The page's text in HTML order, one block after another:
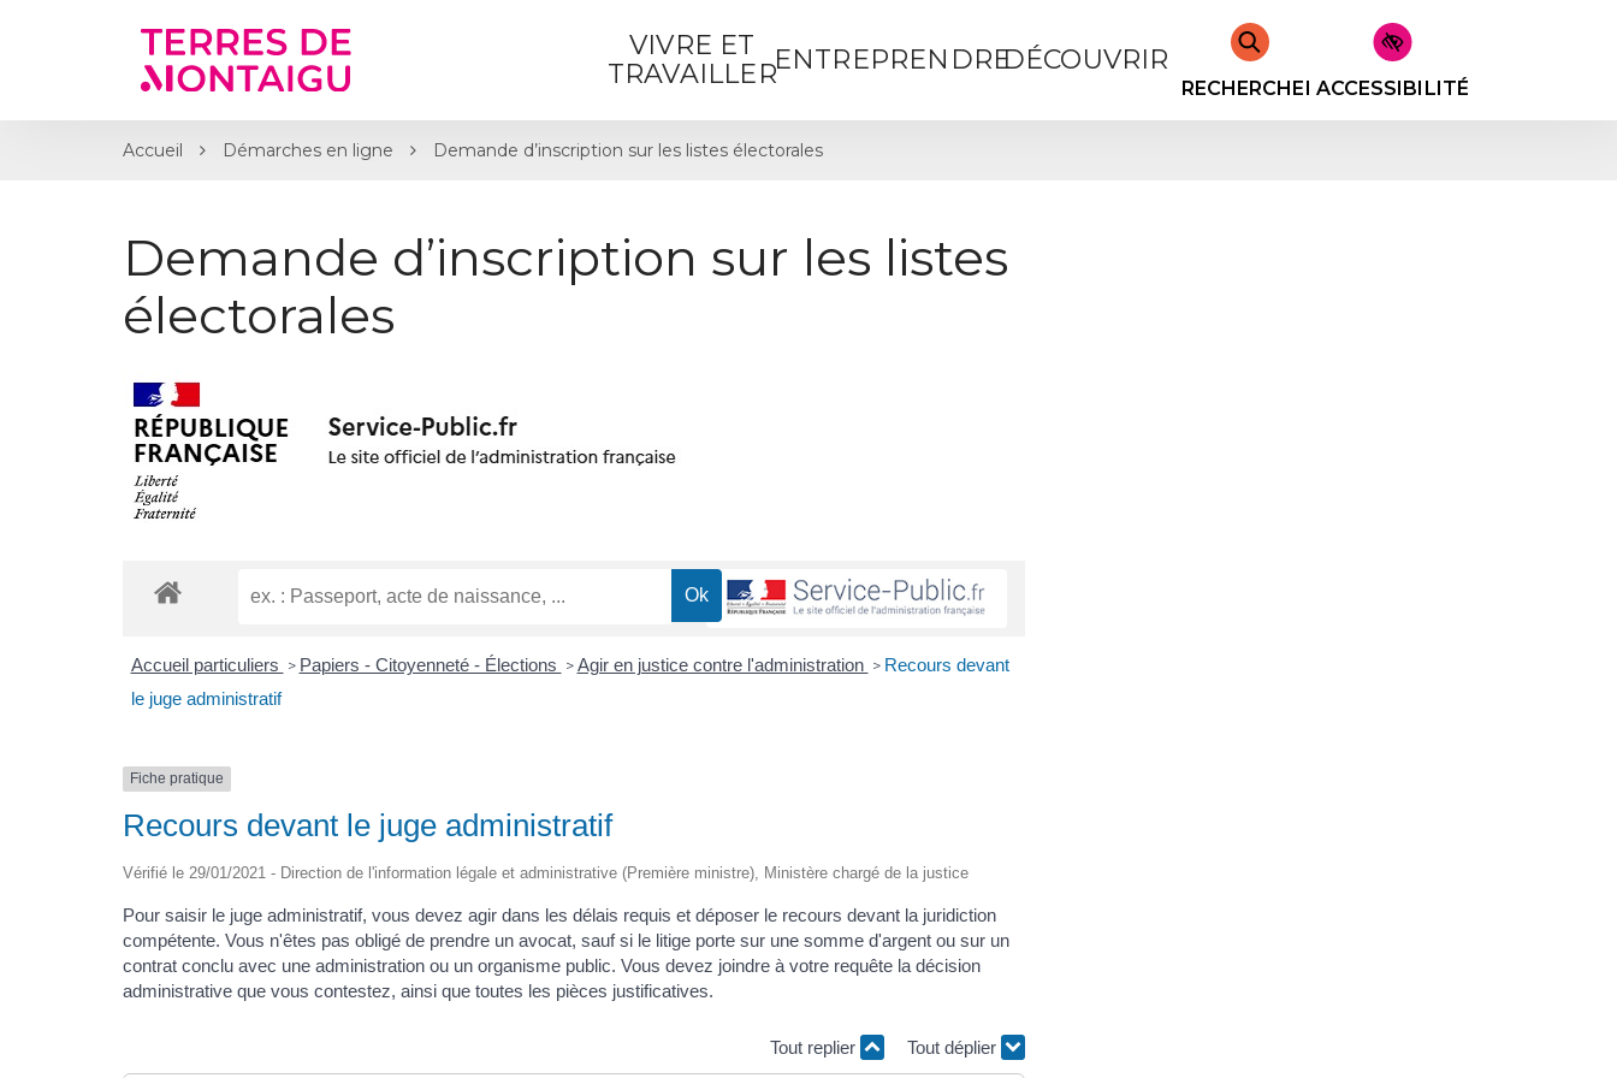
VIVRE ET
TRAVAILLERENTREPRENDREDÉCOUVRIR
RECHERCHERACCESSIBILITÉ
Accueil Démarches en ligne Demande d’inscription sur les listes électorales
Demande d’inscription sur les listes
électorales
Accueil particuliers > Papiers - Citoyenneté - Élections > Agir en justice contre l'administration > Recours devant
le juge administratif
Fiche pratique
Recours devant le juge administratif
Vérifié le 29/01/2021 - Direction de l'information légale et administrative (Première ministre), Ministère chargé de la justice
Pour saisir le juge administratif, vous devez agir dans les délais requis et déposer le recours devant la juridiction
compétente. Vous n'êtes pas obligé de prendre un avocat, sauf si le litige porte sur une somme d'argent ou sur un
contrat conclu avec une administration ou un organisme public. Vous devez joindre à votre requête la décision
administrative que vous contestez, ainsi que toutes les pièces justificatives.
Tout replier Tout déplier